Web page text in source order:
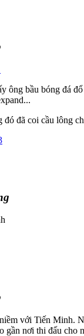
ông bầu bóng đá
đó đã coi cầu lông
với Tiến Minh.
gần nơi thi đấu